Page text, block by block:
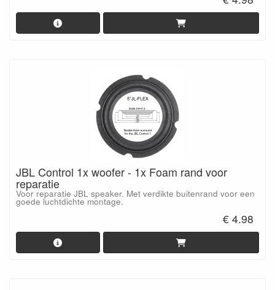
JBL Control 1x woofer - 1x Foam rand voor
reparatie
Voor reparatie JBL speaker. Met verdikte buitenrand voor een
goede luchtdichte montage.
€ 4.98